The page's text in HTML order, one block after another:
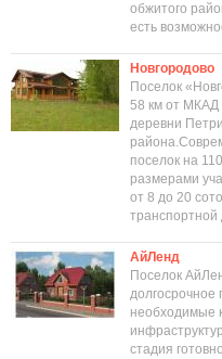
обжитого
есть
Новгородово
Поселок
58 км от МКАД
деревни
поселок на
размерами
от 8 до 20
транспортной
АйЛенд
Поселок
долгосрочное
необходимые
стадия